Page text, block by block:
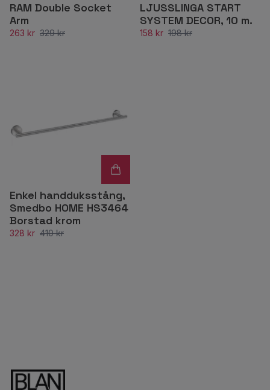
RAM Double Socket
Arm
263 kr 329 kr
LJUSSLINGA START
SYSTEM DECOR, 10 m.
158 kr 198 kr
Enkel handduksstång,
Smedbo HOME HS3464
Borstad krom
328 kr 410 kr